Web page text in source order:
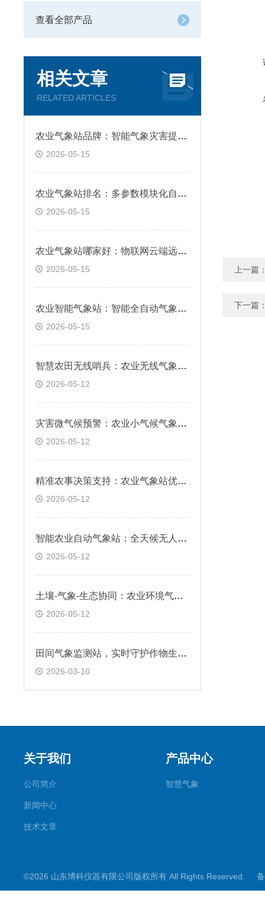
查看全部产品
相关文章
RELATED ARTICLES
农业气象站品牌：智能气象灾害提前预警告警
2026-05-15
农业气象站排名：多参数模块化自由组合适配
2026-05-15
农业气象站哪家好：物联网云端远程实时在线监测
2026-05-15
农业智能气象站：智能全自动气象要素精准采集
2026-05-15
智慧农田无线哨兵：农业无线气象站，实时预警霜冻与干旱风险
2026-05-12
灾害微气候预警：农业小气候气象站，科学防范局部气象风险
2026-05-12
精准农事决策支持：农业气象站优势，数据驱动科学种植管理
2026-05-12
智能农业自动气象站：全天候无人值守，精准采集农田气候数据
2026-05-12
土壤-气象-生态协同：农业环境气象站，支持可持续农业实践
2026-05-12
田间气象监测站，实时守护作物生长环境
2026-03-10
上一篇
下一篇
关于我们
公司简介
新闻中心
技术文章
产品中心
智慧气象
©2026 山东博科仪器有限公司版权所有 All Rights Reserved.